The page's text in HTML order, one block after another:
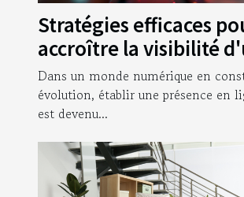
Stratégies efficaces
accroître la visibilité
entreprise en ligne
Dans un monde numérique en
évolution, établir une présence en
est devenu...